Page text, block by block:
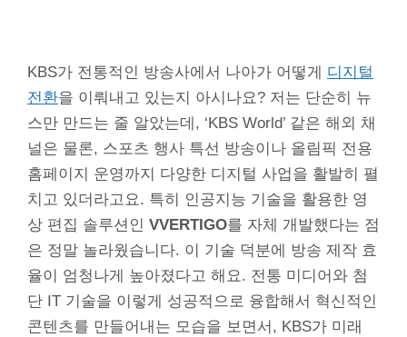
KBS가 전통적인 방송사에서 나아가 어떻게 디지털
전환을 이뤄내고 있는지 아시나요? 저는 단순히 뉴
스만 만드는 줄 알았는데, ‘KBS World’ 같은 해외 채
널은 물론, 스포츠 행사 특선 방송이나 올림픽 전용
홈페이지 운영까지 다양한 디지털 사업을 활발히 펼
치고 있더라고요. 특히 인공지능 기술을 활용한 영
상 편집 솔루션인 VVERTIGO를 자체 개발했다는 점
은 정말 놀라웠습니다. 이 기술 덕분에 방송 제작 효
율이 엄청나게 높아졌다고 해요. 전통 미디어와 첨
단 IT 기술을 이렇게 성공적으로 융합해서 혁신적인
콘텐츠를 만들어내는 모습을 보면서, KBS가 미래